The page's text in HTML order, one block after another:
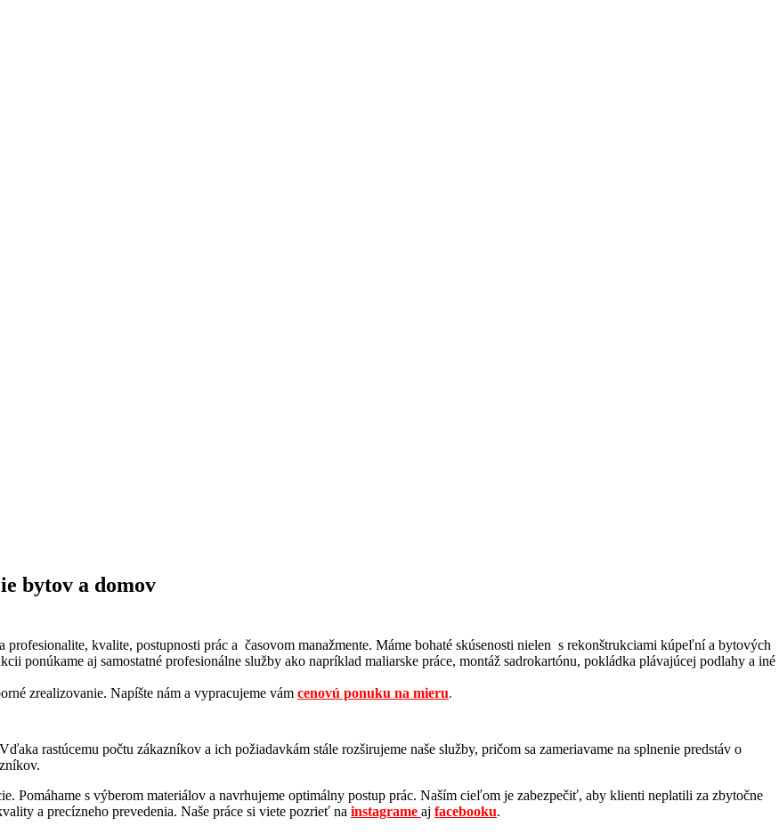
bytov a domov
kvalite, postupnosti prác a časovom manažmente. Máme bohaté skúsenosti nielen s rekonštrukciami kúpeľní a bytových
ponúkame aj samostatné profesionálne služby ako napríklad maliarske práce, montáž sadrokartónu, pokládka plávajúcej podlahy a iné
zrealizovanie. Napíšte nám a vypracujeme vám cenovú ponuku na mieru.
rastúcemu počtu zákazníkov a ich požiadavkám stále rozširujeme naše služby, pričom sa zameriavame na splnenie predstáv o
Pomáhame s výberom materiálov a navrhujeme optimálny postup prác. Naším cieľom je zabezpečiť, aby klienti neplatili za zbytočne
a precízneho prevedenia. Naše práce si viete pozrieť na instagrame aj facebooku.